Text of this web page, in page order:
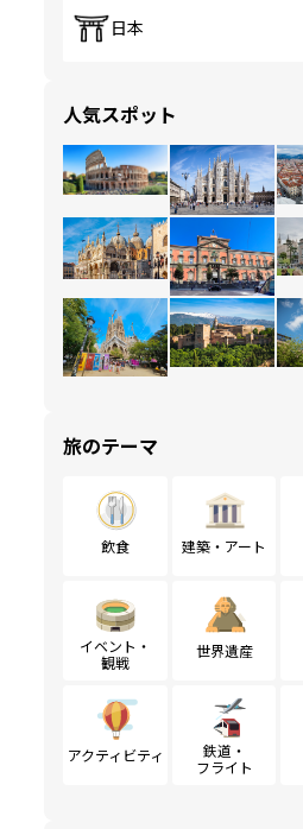
日本
人気スポット
旅のテーマ
飲食 建築・アート
イベント・
観戦
世界遺産
アクティビティ
鉄道・
フライト